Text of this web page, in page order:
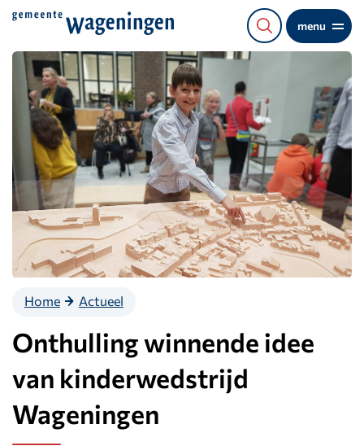
Direct
de
content
menu
Home Actueel
Onthulling winnende idee
van kinderwedstrijd
Wageningen